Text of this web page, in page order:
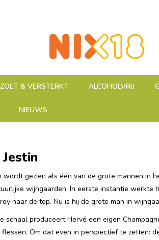
ZOET & VERSTERKT ALCOHOLVRIJ
NIEUWS
wordt gezien als één van de grote mannen in
wijngaarden. In eerste instantie werkte
naar de top. Nu is hij de grote man in
schaal produceert Hervé een eigen
Om dat even in perspectief te zetten: